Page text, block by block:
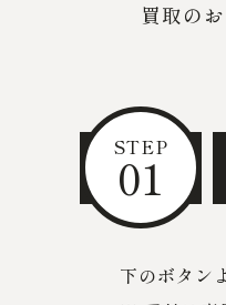
買取の
STEP
01
下のボタン